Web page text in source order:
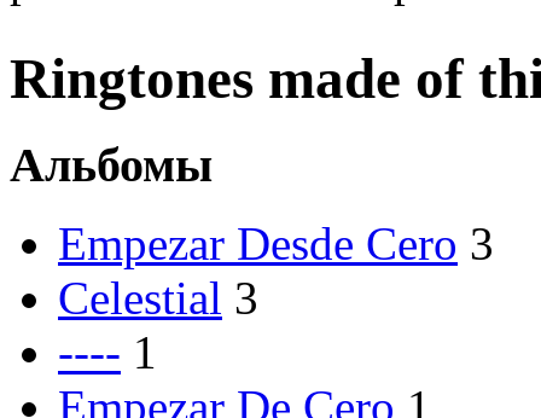
Ringtones made of
Альбомы
Empezar Desde Cero 3
Celestial 3
---- 1
Empezar De Cero 1